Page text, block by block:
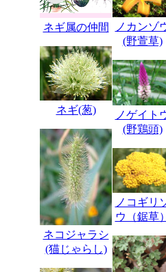
ネギ属の仲間
ネギ(葱)
ネコジャラシ
(猫じゃらし)
ノカンゾ
(野萱草)
ノゲイト
(野鶏頭)
ノコギリ
ウ（鋸草